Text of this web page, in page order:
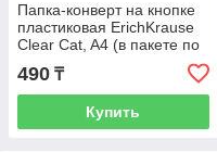
Папка-конверт на кнопке
пластиковая ErichKrause
Clear Cat, A4 (в пакете по
12 шт.)
490 ₸
Купить